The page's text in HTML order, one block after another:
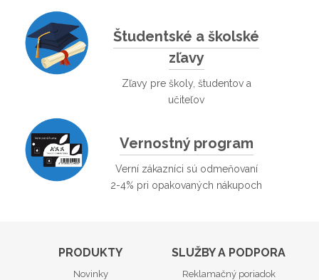
Študentské a školské
zľavy
Zľavy pre školy, študentov a
učiteľov
Vernostný program
Verní zákazníci sú odmeňovaní
2-4% pri opakovaných nákupoch
PRODUKTY
Novinky
SLUŽBY A PODPORA
Reklamačný poriadok